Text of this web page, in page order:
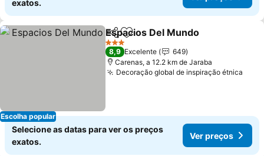
exatos.
Escolha popular
PartilharAdicionar aos favoritos
Espacios Del Mundo
3 Estrelas
8,9 Excelente
649
Carenas, a 12.2 km de Jaraba
Decoração global de inspiração étnica
Selecione as datas para ver os preços
exatos.
Ver preços